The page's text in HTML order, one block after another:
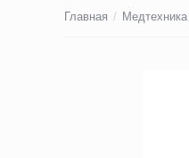
Главная /